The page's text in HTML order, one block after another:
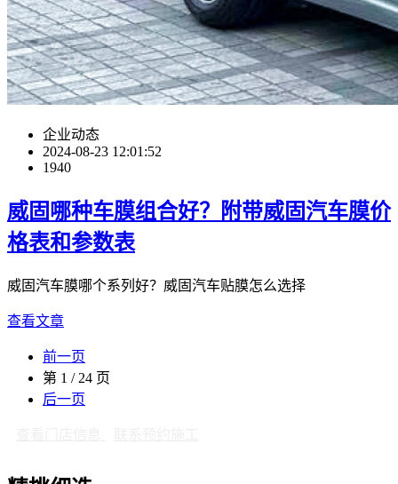
企业动态
2024-08-23 12:01:52
1940
威固哪种车膜组合好？附带威固汽车膜价
格表和参数表
威固汽车膜哪个系列好？威固汽车贴膜怎么选择
查看文章
前一页
第 1 / 24 页
后一页